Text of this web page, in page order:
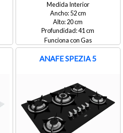
Medida Interior
52
20
41
Gas
ANAFE SPEZIA 5